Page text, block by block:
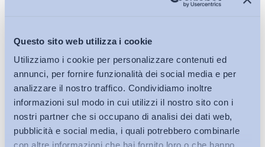
Questo sito web utilizza i cookie
Utilizziamo i cookie per personalizzare contenuti ed
annunci, per fornire funzionalità dei social media e per
analizzare il nostro traffico. Condividiamo inoltre
informazioni sul modo in cui utilizzi il nostro sito con i
nostri partner che si occupano di analisi dei dati web,
pubblicità e social media, i quali potrebbero combinarle